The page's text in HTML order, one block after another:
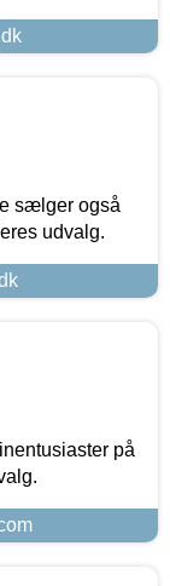
sælger også
udvalg.
på